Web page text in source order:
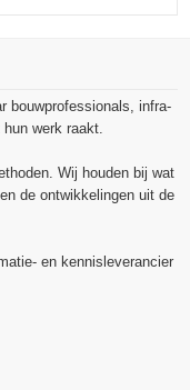
bouwprofessionals, infra-
werk raakt.
Wij houden bij wat
de ontwikkelingen uit de
en kennisleverancier